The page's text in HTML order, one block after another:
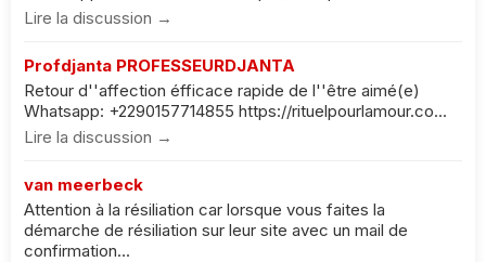
Lire la discussion →
Profdjanta PROFESSEURDJANTA
Retour d''affection éfficace rapide de l''être aimé(e)
Whatsapp: +2290157714855 https://rituelpourlamour.co...
Lire la discussion →
van meerbeck
Attention à la résiliation car lorsque vous faites la
démarche de résiliation sur leur site avec un mail de
confirmation...